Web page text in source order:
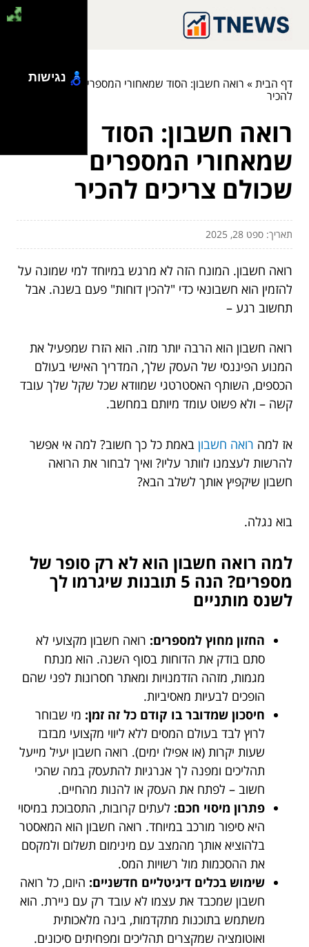
דף הבית» רואה חשבון: הסוד שמאחורי המספרים שכולם צריכים
להכיר
רואה חשבון: הסוד
שמאחורי המספרים
שכולם צריכים להכיר
תאריך: ספט 28, 2025
רואה חשבון. המונח הזה לא מרגש במיוחד למי שמונה על
להזמין הוא חשבונאי כדי "להכין דוחות" פעם בשנה. אבל
תחשוב רגע –
רואה חשבון הוא הרבה יותר מזה. הוא הזרז שמפעיל את
המנוע הפיננסי של העסק שלך, המדריך האישי בעולם
הכספים, השותף האסטרטגי שמוודא שכל שקל שלך עובד
קשה – ולא פשוט עומד מיותם במחשב.
אז למה רואה חשבון באמת כל כך חשוב? למה אי אפשר
להרשות לעצמנו לוותר עליו? ואיך לבחור את הרואה
חשבון שיקפיץ אותך לשלב הבא?
בוא נגלה.
למה רואה חשבון הוא לא רק סופר של
מספרים? הנה 5 תובנות שיגרמו לך
לשנס מותניים
החזון מחוץ למספרים: רואה חשבון מקצועי לא
סתם בודק את הדוחות בסוף השנה. הוא מנתח
מגמות, מזהה הזדמנויות ומאתר חסרונות לפני שהם
הופכים לבעיות מאסיביות.
חיסכון שמדובר בו קודם כל זה זמן: מי שבוחר
לרוץ לבד בעולם המסים ללא ליווי מקצועי מבזבז
שעות יקרות (או אפילו ימים). רואה חשבון יעיל מייעל
תהליכים ומפנה לך אנרגיות להתעסק במה שהכי
חשוב – לפתח את העסק או להנות מהחיים.
פתרון מיסוי חכם: לעתים קרובות, התסבוכת במיסוי
היא סיפור מורכב במיוחד. רואה חשבון הוא המאסטר
בלהוציא אותך מהמצב עם מינימום תשלום ולמקסם
את ההסכמות מול רשויות המס.
שימוש בכלים דיגיטליים חדשניים: היום, כל רואה
חשבון שמכבד את עצמו לא עובד רק עם ניירת. הוא
משתמש בתוכנות מתקדמות, בינה מלאכותית
ואוטומציה שמקצרים תהליכים ומפחיתים סיכונים.
נגישות